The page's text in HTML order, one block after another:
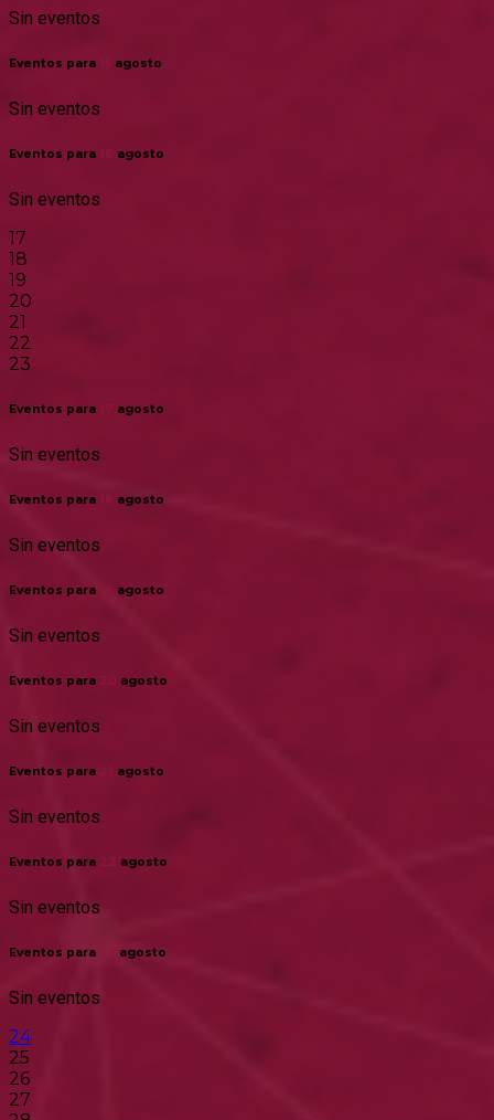
Sin eventos
Eventos para agosto
Sin eventos
Eventos para agosto
Sin eventos
17
18
19
20
21
22
23
Eventos para agosto
Sin eventos
Eventos para agosto
Sin eventos
Eventos para agosto
Sin eventos
Eventos para agosto
Sin eventos
Eventos para agosto
Sin eventos
Eventos para agosto
Sin eventos
Eventos para agosto
Sin eventos
24
25
26
27